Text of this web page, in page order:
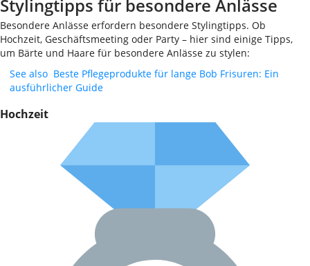
Stylingtipps für besondere Anlässe
Besondere Anlässe erfordern besondere Stylingtipps. Ob
Hochzeit, Geschäftsmeeting oder Party – hier sind einige Tipps,
um Bärte und Haare für besondere Anlässe zu stylen:
See also Beste Pflegeprodukte für lange Bob Frisuren: Ein
ausführlicher Guide
Hochzeit